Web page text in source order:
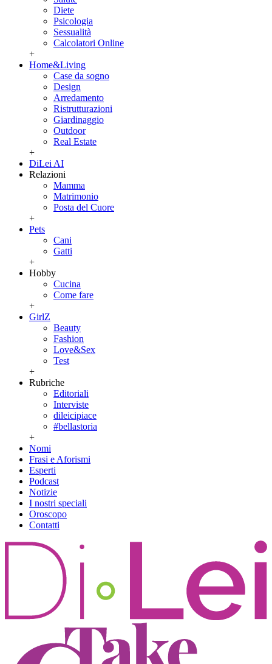
Diete
Psicologia
Sessualità
Calcolatori Online
+
Home&Living
Case da sogno
Design
Arredamento
Ristrutturazioni
Giardinaggio
Outdoor
Real Estate
+
DiLei AI
Relazioni
Mamma
Matrimonio
Posta del Cuore
+
Pets
Cani
Gatti
+
Hobby
Cucina
Come fare
+
GirlZ
Beauty
Fashion
Love&Sex
Test
+
Rubriche
Editoriali
Interviste
dileicipiace
#bellastoria
+
Nomi
Frasi e Aforismi
Esperti
Podcast
Notizie
I nostri speciali
Oroscopo
Contatti